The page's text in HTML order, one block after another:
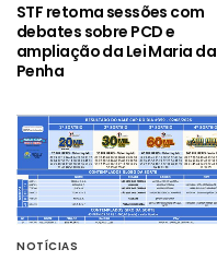
STF retoma sessões com
debates sobre PCD e
ampliação da Lei Maria da
Penha
NOTÍCIAS